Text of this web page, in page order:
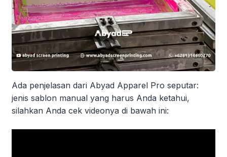
Ada penjelasan dari Abyad Apparel Pro seputar:
jenis sablon manual yang harus Anda ketahui,
silahkan Anda cek videonya di bawah ini: